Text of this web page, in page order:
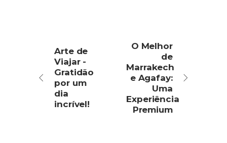
Arte de
Viajar -
Gratidão
por um
dia
incrível!
O Melhor
de
Marrakech
e Agafay:
Uma
Experiência
Premium